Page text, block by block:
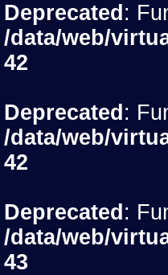
Deprecated :
/data/web/
42
Deprecated :
/data/web/
42
Deprecated :
/data/web/
43